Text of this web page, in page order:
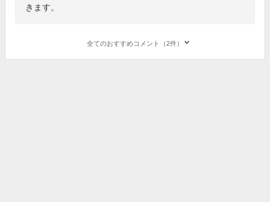
きます。
全てのおすすめコメント（2件）